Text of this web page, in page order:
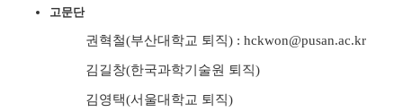
고문단
권혁철(부산대학교 퇴직) : hckwon@pusan.ac.kr
김길창(한국과학기술원 퇴직)
김영택(서울대학교 퇴직)